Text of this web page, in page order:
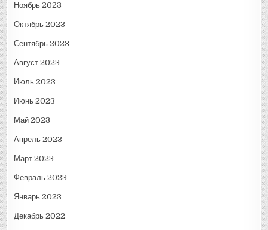
Ноябрь 2023
Октябрь 2023
Сентябрь 2023
Август 2023
Июль 2023
Июнь 2023
Май 2023
Апрель 2023
Март 2023
Февраль 2023
Январь 2023
Декабрь 2022